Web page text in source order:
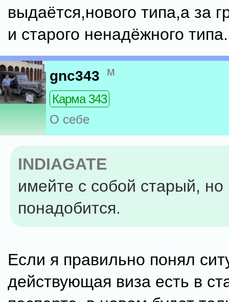
выдаётся,нового типа,а за
и старого ненадёжного типа.
gnc343 м
Карма 343
О себе
INDIAGATE
имейте с собой старый,
понадобится.
Если я правильно понял
действующая виза есть в